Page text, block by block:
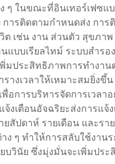
ๆ ในขณะที่อินเทอร์เฟซ
ารติดตามกำหนดส่ง กา
เช่น งาน ส่วนตัว สุขภา
แบบเรียลไทม์ ระบบสำร
ประสิทธิภาพการทำงาน
งเวลาให้เหมาะสมยิ่งขึ้
อการบริหารจัดการเวล
เตือนอัจฉริยะส่งการแจ้
ปดาห์ รายเดือน และรา
ๆ ทำให้การสลับใช้งาน
วินัย ซึ่งมุ่งมั่นจะเพิ่มประ